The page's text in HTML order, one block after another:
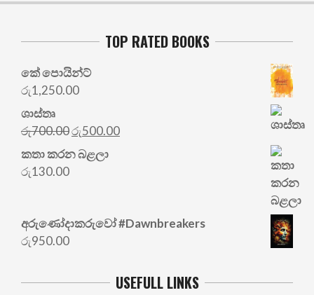
TOP RATED BOOKS
කේ පොයින්ට්
රු1,250.00
ශාස්තෘ
රු700.00Original
price
was:
රු500.00Current
කතා කරන බළලා
රු130.00
අරු‍ණෝදාකරුවෝ #Dawnbreakers
රු950.00
USEFULL LINKS